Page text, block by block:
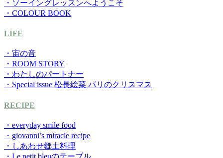
・ソーイングレッスンへようこそ
・COLOUR BOOK
LIFE
・宙の音
・ROOM STORY
・わたしのパートナー
・Special issue 松長絵菜 パリのクリスマス
RECIPE
・everyday smile food
・giovanni’s miracle recipe
・しあわせ郷土料理
・Le petit bleuのテーブル